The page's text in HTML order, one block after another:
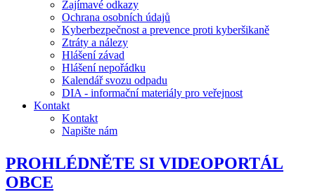
Zajímavé odkazy
Ochrana osobních údajů
Kyberbezpečnost a prevence proti kyberšikaně
Ztráty a nálezy
Hlášení závad
Hlášení nepořádku
Kalendář svozu odpadu
DIA - informační materiály pro veřejnost
Kontakt
Kontakt
Napište nám
PROHLÉDNĚTE SI VIDEOPORTÁL
OBCE